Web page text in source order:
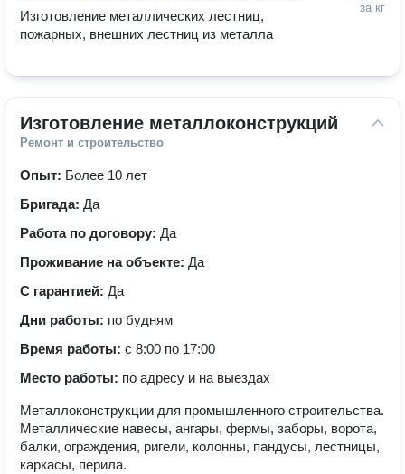
за кг
Изготовление металлических лестниц,
пожарных, внешних лестниц из металла
Изготовление металлоконструкций
Ремонт и строительство
Опыт: Более 10 лет
Бригада: Да
Работа по договору: Да
Проживание на объекте: Да
С гарантией: Да
Дни работы: по будням
Время работы: с 8:00 по 17:00
Место работы: по адресу и на выездах
Металлоконструкции для промышленного строительства.
Металлические навесы, ангары, фермы, заборы, ворота,
балки, ограждения, ригели, колонны, пандусы, лестницы,
каркасы, перила.